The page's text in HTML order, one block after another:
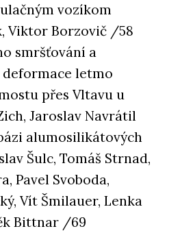
vozíkom
Viktor Borzovič /58
smršťování a
letmo
přes Vltavu u
Jaroslav Navrátil
alumosilikátových
Šulc, Tomáš Strnad,
Pavel Svoboda,
Vít Šmilauer, Lenka
Bittnar /69